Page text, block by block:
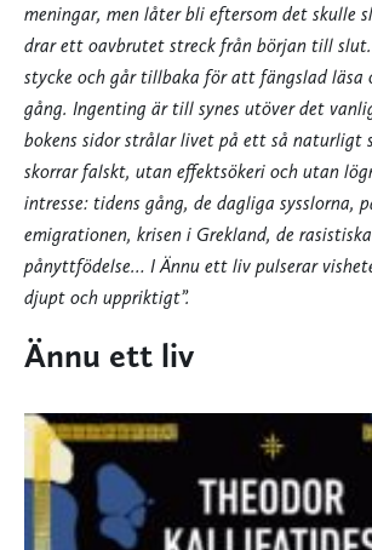
meningar, men låter bli eftersom det skulle
drar ett oavbrutet streck från början till
stycke och går tillbaka för att fängslad läsa
gång. Ingenting är till synes utöver det
bokens sidor strålar livet på ett så
skorrar falskt, utan effektsökeri och utan
intresse: tidens gång, de dagliga sysslorna,
emigrationen, krisen i Grekland, de
pånyttfödelse… I Ännu ett liv pulserar
djupt och uppriktigt”.
Ännu ett liv